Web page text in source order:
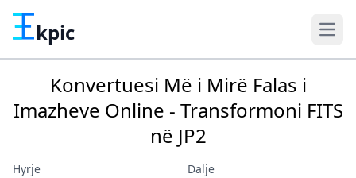
kpic
Konvertuesi Më i Mirë Falas i
Imazheve Online - Transformoni FITS
në JP2
Hyrje Dalje